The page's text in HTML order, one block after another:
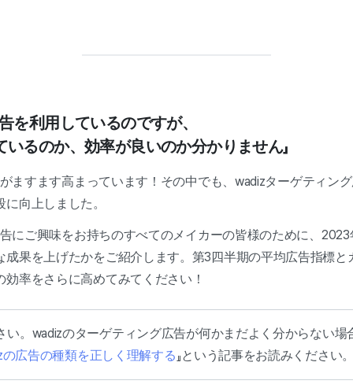
を利用しているのですが、
るのか、効率が良いのか分かりません」
ますます高まっています！その中でも、wadizターゲティン
向上しました。
にご興味をお持ちのすべてのメイカーの皆様のために、
成果を上げたかをご紹介します。第3四半期の平均広告指標と
率をさらに高めてみてください！
。wadizのターゲティング広告が何かまだよく分からない場
広告の種類を正しく理解する 』という記事をお読みください